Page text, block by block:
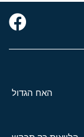
האח הגדול